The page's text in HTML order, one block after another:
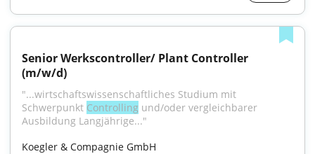
Senior Werkscontroller/ Plant Controller
(m/w/d)
"...wirtschaftswissenschaftliches Studium mit
Schwerpunkt Controlling und/oder vergleichbarer
Ausbildung Langjährige..."
Koegler & Compagnie GmbH